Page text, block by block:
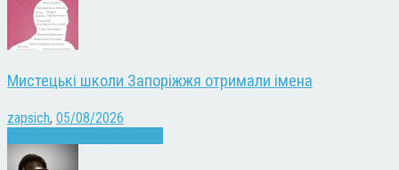
Мистецькі школи Запоріжжя отримали імена
zapsich, 05/08/2026